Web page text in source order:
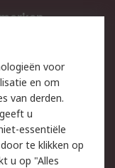
veiligheid
voor
en om
van derden.
u
essentiële
te klikken op
u op "Alles